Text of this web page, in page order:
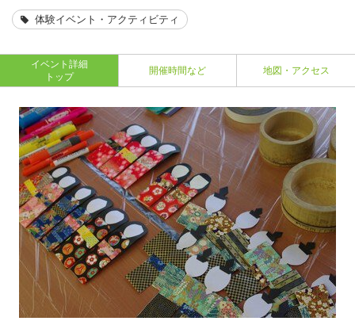
体験イベント・アクティビティ
イベント詳細
トップ
開催時間など 地図・アクセス